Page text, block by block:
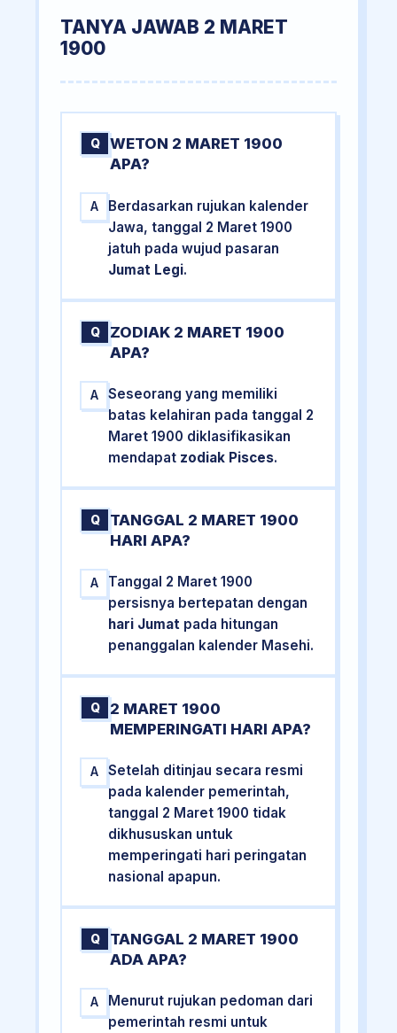
TANYA JAWAB 2 MARET
1900
Q
WETON 2 MARET 1900
APA?
A
Berdasarkan rujukan kalender
Jawa, tanggal 2 Maret 1900
jatuh pada wujud pasaran
Jumat Legi.
Q
ZODIAK 2 MARET 1900
APA?
A
Seseorang yang memiliki
batas kelahiran pada tanggal 2
Maret 1900 diklasifikasikan
mendapat zodiak Pisces.
Q
TANGGAL 2 MARET 1900
HARI APA?
A
Tanggal 2 Maret 1900
persisnya bertepatan dengan
hari Jumat pada hitungan
penanggalan kalender Masehi.
Q
2 MARET 1900
MEMPERINGATI HARI APA?
A
Setelah ditinjau secara resmi
pada kalender pemerintah,
tanggal 2 Maret 1900 tidak
dikhususkan untuk
memperingati hari peringatan
nasional apapun.
Q
TANGGAL 2 MARET 1900
ADA APA?
A
Menurut rujukan pedoman dari
pemerintah resmi untuk